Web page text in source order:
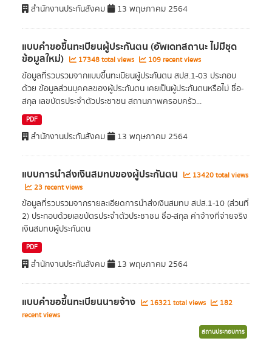
สำนักงานประกันสังคม 13 พฤษภาคม 2564
แบบคำขอขึ้นทะเบียนผู้ประกันตน (อัพเดทสถานะ ไม่มีชุด
ข้อมูลใหม่) 17348 total views 109 recent views
ข้อมูลที่รวบรวมจากแบบขึ้นทะเบียนผู้ประกันตน สปส.1-03 ประกอบ
ด้วย ข้อมูลส่วนบุคคลของผู้ประกันตน เคยเป็นผู้ประกันตนหรือไม่ ชื่อ-
สกุล เลขบัตรประจำตัวประชาชน สถานภาพครอบครัว...
PDF
สำนักงานประกันสังคม 13 พฤษภาคม 2564
แบบการนำส่งเงินสมทบของผู้ประกันตน
13420 total views
23 recent views
ข้อมูลที่รวบรวมจากรายละเอียดการนำส่งเงินสมทบ สปส.1-10 (ส่วนที่
2) ประกอบด้วยเลขบัตรประจำตัวประชาชน ชื่อ-สกุล ค่าจ้างที่จ่ายจริง
เงินสมทบผู้ประกันตน
PDF
สำนักงานประกันสังคม 13 พฤษภาคม 2564
แบบคำขอขึ้นทะเบียนนายจ้าง 16321 total views
182
recent views
สถานประกอบการ